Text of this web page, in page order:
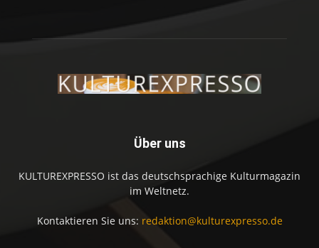
Über uns
KULTUREXPRESSO ist das deutschsprachige Kulturmagazin
im Weltnetz.
Kontaktieren Sie uns: redaktion@kulturexpresso.de